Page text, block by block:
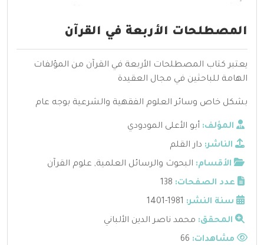
المصطلحات الأربعة في القرآن
يعتبر كتاب المصطلحات الأربعة في القرآن من المؤلفات
الهامة للباحثين في مجال العقيدة
بشكل خاص وسائر العلوم الفقهية والشرعية بوجه عام
المؤلف: أبو الأعلى المودودي
الناشر: دار القلم
الأقسام: البحوث والرسائل العلمية, علوم القرآن
عدد الصفحات: 138
سنة النشر: 1981-1401
المحقق: محمد ناصر الدين الألباني
مشاهدات: